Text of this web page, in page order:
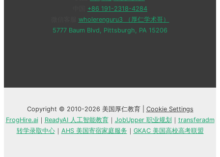
+86 191-2318-4284
wholerenguru3 （厚仁学术哥）
5777 Baum Blvd, Pittsburgh, PA 15206
Copyright © 2010-2026 美国厚仁教育 | Cookie Settings
FrogHire.ai｜ ReadyAI 人工智能教育｜ JobUpper 职业规划 ｜ transferadm
转学录取中心｜ AHS 美国寄宿家庭服务 ｜ GKAC 美国高校高考联盟